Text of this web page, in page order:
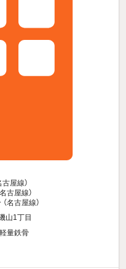
古屋線）
古屋線）
（名古屋線）
山1丁目
量鉄骨